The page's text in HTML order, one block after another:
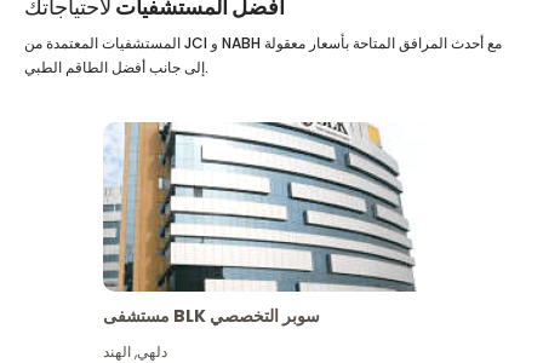
أفضل المستشفيات لاحتياجاتك
المستشفيات المعتمدة من JCI و NABH مع أحدث المرافق المتاحة بأسعار معقولة
إلى جانب أفضل الطاقم الطبي.
مستشفى BLK سوبر التخصصي
دلهي,الهند